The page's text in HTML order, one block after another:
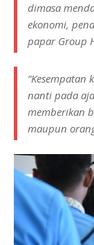
dimasa
ekonomi,
papar Group
nanti pada
memberikan
maupun